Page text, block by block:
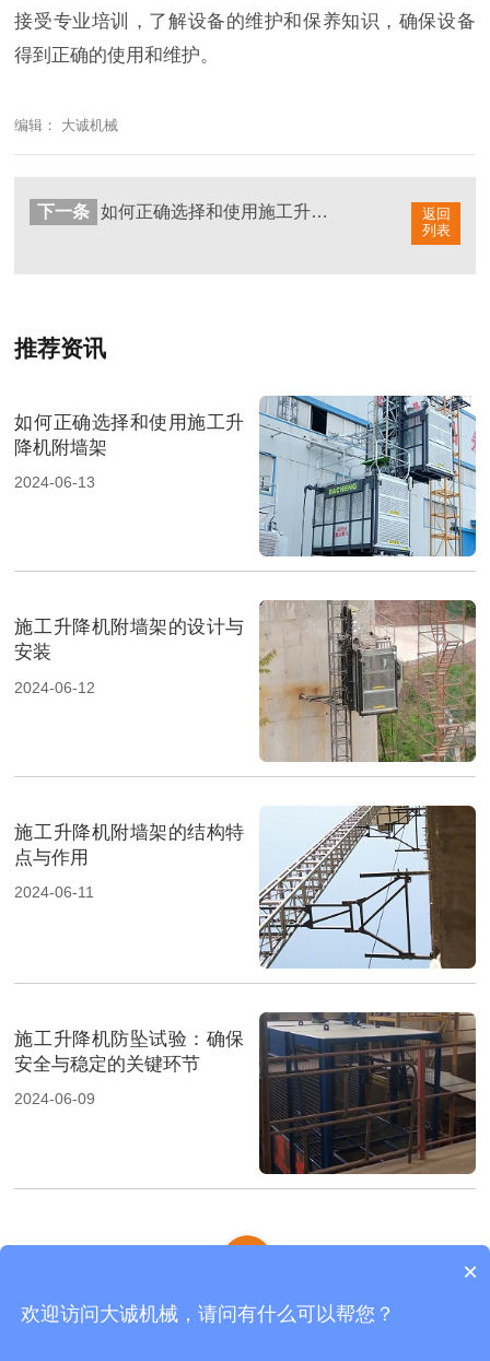
接受专业培训，了解设备的维护和保养知识，确保设备
得到正确的使用和维护。
编辑： 大诚机械
返回
列表
下一条 如何正确选择和使用施工升降机附墙架
推荐资讯
如何正确选择和使用施工升
降机附墙架
2024-06-13
施工升降机附墙架的设计与
安装
2024-06-12
施工升降机附墙架的结构特
点与作用
2024-06-11
施工升降机防坠试验：确保
安全与稳定的关键环节
2024-06-09
齿条式物料机 | 物料机 | 施工电梯 |
网站地图
×
欢迎访问大诚机械，请问有什么可以帮您？